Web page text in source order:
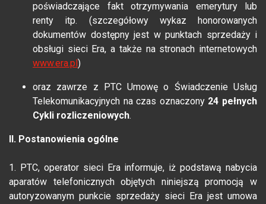
poświadczające fakt otrzymywania emerytury lub
renty itp. (szczegółowy wykaz honorowanych
dokumentów dostępny jest w punktach sprzedaży i
obsługi sieci Era, a także na stronach internetowych
www.era.pl )
oraz zawrze z PTC Umowę o Świadczenie Usług
Telekomunikacyjnych na czas oznaczony 24 pełnych
Cykli rozliczeniowych.
II. Postanowienia ogólne
1. PTC, operator sieci Era informuje, iż podstawą nabycia
aparatów telefonicznych objętych niniejszą promocją w
autoryzowanym punkcie sprzedaży sieci Era jest umowa